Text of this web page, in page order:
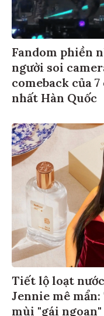
Fandom phiền
người soi
comeback của
nhất Hàn Quốc
Tiết lộ loạt
Jennie mê
mùi "gái